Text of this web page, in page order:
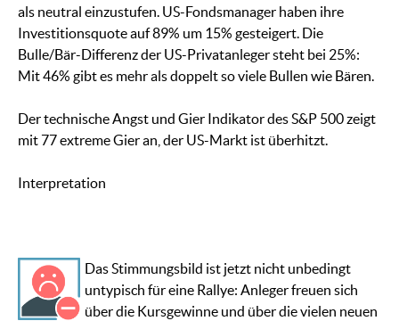
als neutral einzustufen. US-Fondsmanager haben ihre
Investitionsquote auf 89% um 15% gesteigert. Die
Bulle/Bär-Differenz der US-Privatanleger steht bei 25%:
Mit 46% gibt es mehr als doppelt so viele Bullen wie Bären.
Der technische Angst und Gier Indikator des S&P 500 zeigt
mit 77 extreme Gier an, der US-Markt ist überhitzt.
Interpretation
Das Stimmungsbild ist jetzt nicht unbedingt
untypisch für eine Rallye: Anleger freuen sich
über die Kursgewinne und über die vielen neuen